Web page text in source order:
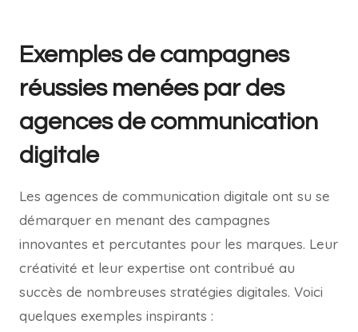
Exemples de campagnes
réussies menées par des
agences de communication
digitale
Les agences de communication digitale ont su se
démarquer en menant des campagnes
innovantes et percutantes pour les marques. Leur
créativité et leur expertise ont contribué au
succès de nombreuses stratégies digitales. Voici
quelques exemples inspirants :